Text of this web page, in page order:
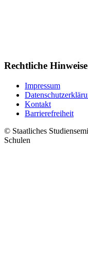
Rechtliche Hinweise
Impressum
Kontakt
Barrierefreiheit
© Staatliches
Schulen